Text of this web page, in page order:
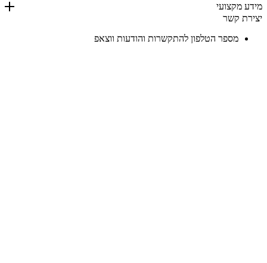
מידע מקצועי
יצירת קשר
מספר הטלפון להתקשרות והודעות ווצאפ